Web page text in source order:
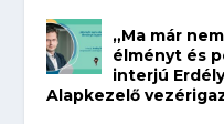
„Ma már
élményt és
interjú
Alapkezelő